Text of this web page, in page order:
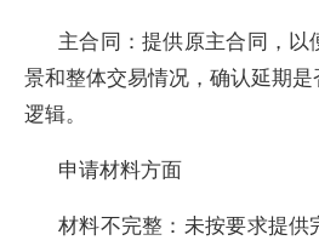
主合同：提供原主合同，
景和整体交易情况，确认延期
逻辑。
申请材料方面
材料不完整：未按要求提